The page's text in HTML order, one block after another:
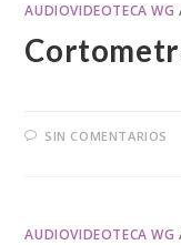
AUDIOVIDEOTECA WG
SIN COMENTARIOS
AUDIOVIDEOTECA WG